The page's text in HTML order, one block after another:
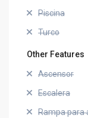
Piscina
Turco
Other Features
Ascensor
Escalera
Rampa para